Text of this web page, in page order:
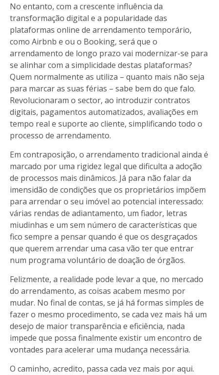
No entanto, com a crescente influência da
transformação digital e a popularidade das
plataformas online de arrendamento temporário,
como Airbnb e ou o Booking, será que o
arrendamento de longo prazo vai modernizar-se para
se alinhar com a simplicidade destas plataformas?
Quem normalmente as utiliza – quanto mais não seja
para marcar as suas férias – sabe bem do que falo.
Revolucionaram o sector, ao introduzir contratos
digitais, pagamentos automatizados, avaliações em
tempo real e suporte ao cliente, simplificando todo o
processo de arrendamento.
Em contraposição, o arrendamento tradicional ainda é
marcado por uma rigidez legal que dificulta a adoção
de processos mais dinâmicos. Já para não falar da
imensidão de condições que os proprietários impõem
para arrendar o seu imóvel ao potencial interessado:
várias rendas de adiantamento, um fiador, letras
miudinhas e um sem número de características que
fico sempre a pensar quando é que os desgraçados
que querem arrendar uma casa vão ter que entrar
num programa voluntário de doação de órgãos.
Felizmente, a realidade pode levar a que, no mercado
do arrendamento, as coisas acabem mesmo por
mudar. No final de contas, se já há formas simples de
fazer o mesmo procedimento, se cada vez mais há um
desejo de maior transparência e eficiência, nada
impede que possa finalmente existir um encontro de
vontades para acelerar uma mudança necessária.
O caminho, acredito, passa cada vez mais por aqui.